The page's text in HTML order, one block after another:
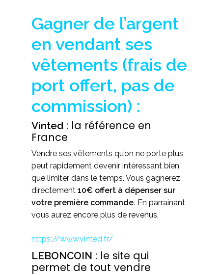
Gagner de l’argent
en vendant ses
vêtements (frais de
port offert, pas de
commission) :
Vinted : la référence en
France
Vendre ses vêtements qu’on ne porte plus
peut rapidement devenir intéressant bien
que limiter dans le temps. Vous gagnerez
directement 10€ offert à dépenser sur
votre première commande. En parrainant
vous aurez encore plus de revenus.
https://www.vinted.fr/
LEBONCOIN : le site qui
permet de tout vendre